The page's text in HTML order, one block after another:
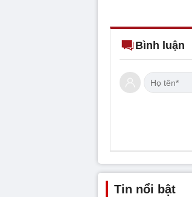
Bình luận
Tin nổi bật